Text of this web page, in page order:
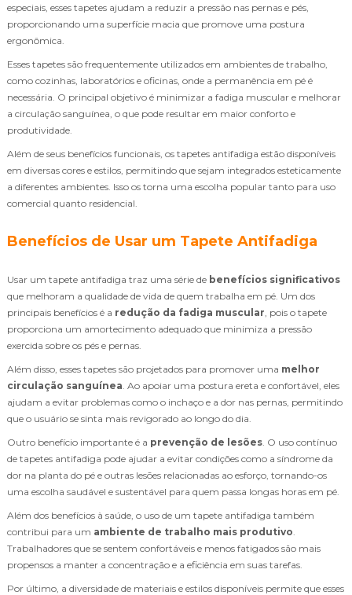
especiais, esses tapetes ajudam a reduzir a pressão nas pernas e pés,
proporcionando uma superfície macia que promove uma postura
ergonômica.
Esses tapetes são frequentemente utilizados em ambientes de trabalho,
como cozinhas, laboratórios e oficinas, onde a permanência em pé é
necessária. O principal objetivo é minimizar a fadiga muscular e melhorar
a circulação sanguínea, o que pode resultar em maior conforto e
produtividade.
Além de seus benefícios funcionais, os tapetes antifadiga estão disponíveis
em diversas cores e estilos, permitindo que sejam integrados esteticamente
a diferentes ambientes. Isso os torna uma escolha popular tanto para uso
comercial quanto residencial.
Benefícios de Usar um Tapete Antifadiga
Usar um tapete antifadiga traz uma série de benefícios significativos
que melhoram a qualidade de vida de quem trabalha em pé. Um dos
principais benefícios é a redução da fadiga muscular , pois o tapete
proporciona um amortecimento adequado que minimiza a pressão
exercida sobre os pés e pernas.
Além disso, esses tapetes são projetados para promover uma melhor
circulação sanguínea . Ao apoiar uma postura ereta e confortável, eles
ajudam a evitar problemas como o inchaço e a dor nas pernas, permitindo
que o usuário se sinta mais revigorado ao longo do dia.
Outro benefício importante é a prevenção de lesões . O uso contínuo
de tapetes antifadiga pode ajudar a evitar condições como a síndrome da
dor na planta do pé e outras lesões relacionadas ao esforço, tornando-os
uma escolha saudável e sustentável para quem passa longas horas em pé.
Além dos benefícios à saúde, o uso de um tapete antifadiga também
contribui para um ambiente de trabalho mais produtivo
Trabalhadores que se sentem confortáveis e menos fatigados são mais
propensos a manter a concentração e a eficiência em suas tarefas.
Por último, a diversidade de materiais e estilos disponíveis permite que esses